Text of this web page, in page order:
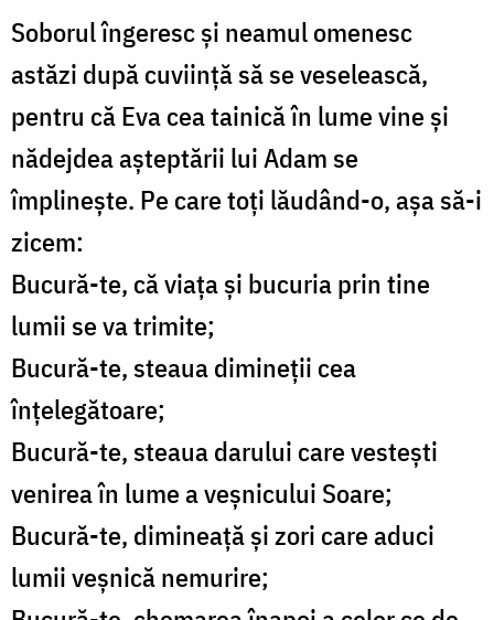
Soborul îngeresc și neamul omenesc
astăzi după cuviință să se veselească,
pentru că Eva cea tainică în lume vine și
nădejdea așteptării lui Adam se
împlinește. Pe care toți lăudând-o, așa să-i
zicem:
Bucură-te, că viața și bucuria prin tine
lumii se va trimite;
Bucură-te, steaua dimineții cea
înțelegătoare;
Bucură-te, steaua darului care vestești
venirea în lume a veșnicului Soare;
Bucură-te, dimineață și zori care aduci
lumii veșnică nemurire;